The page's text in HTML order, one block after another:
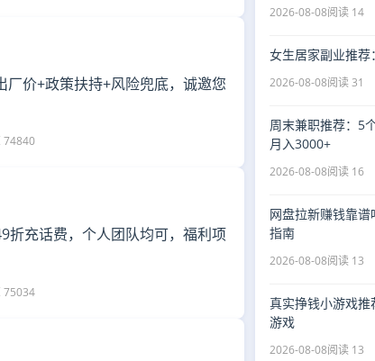
厂价+政策扶持+风险兜底，诚邀您
74840
折充话费，个人团队均可，福利项
75034
2026-08-08阅读 14
女生居家副业推
2026-08-08阅读 31
周末兼职推荐：5
月入3000+
2026-08-08阅读 16
网盘拉新赚钱靠
指南
2026-08-08阅读 13
真实挣钱小游戏
游戏
2026-08-08阅读 13